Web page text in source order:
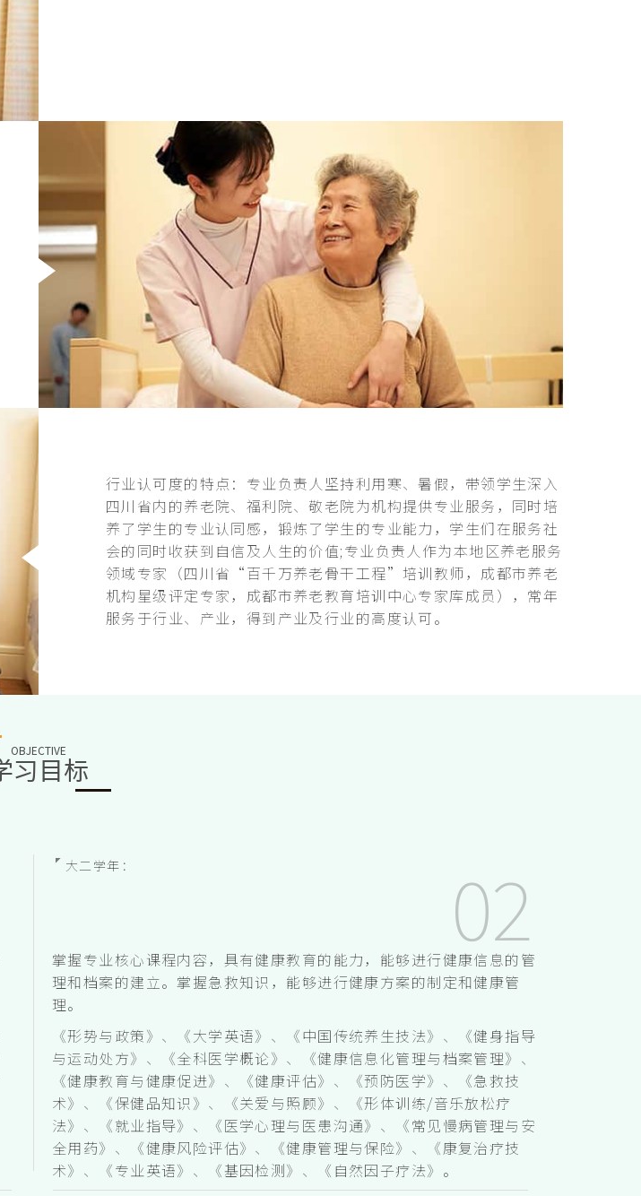
行业认可度的特点：专业负责人坚持利用寒、暑假，带领学生深入
四川省内的养老院、福利院、敬老院为机构提供专业服务，同时培
养了学生的专业认同感，锻炼了学生的专业能力，学生们在服务社
会的同时收获到自信及人生的价值;专业负责人作为本地区养老服务
领域专家（四川省“百千万养老骨干工程”培训教师，成都市养老
机构星级评定专家，成都市养老教育培训中心专家库成员），常年
服务于行业、产业，得到产业及行业的高度认可。
OBJECTIVE
习目标
大二学年：
掌握专业核心课程内容，具有健康教育的能力，能够进行健康信息的管
理和档案的建立。掌握急救知识，能够进行健康方案的制定和健康管
理。
《形势与政策》、《大学英语》、《中国传统养生技法》、《健身指导
与运动处方》、《全科医学概论》、《健康信息化管理与档案管理》、
《健康教育与健康促进》、《健康评估》、《预防医学》、《急救技
术》、《保健品知识》、《关爱与照顾》、《形体训练/音乐放松疗
法》、《就业指导》、《医学心理与医患沟通》、《常见慢病管理与安
全用药》、《健康风险评估》、《健康管理与保险》、《康复治疗技
术》、《专业英语》、《基因检测》、《自然因子疗法》。